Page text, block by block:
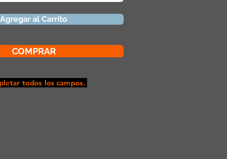
Agregar al Carrito
COMPRAR
todos los campos.